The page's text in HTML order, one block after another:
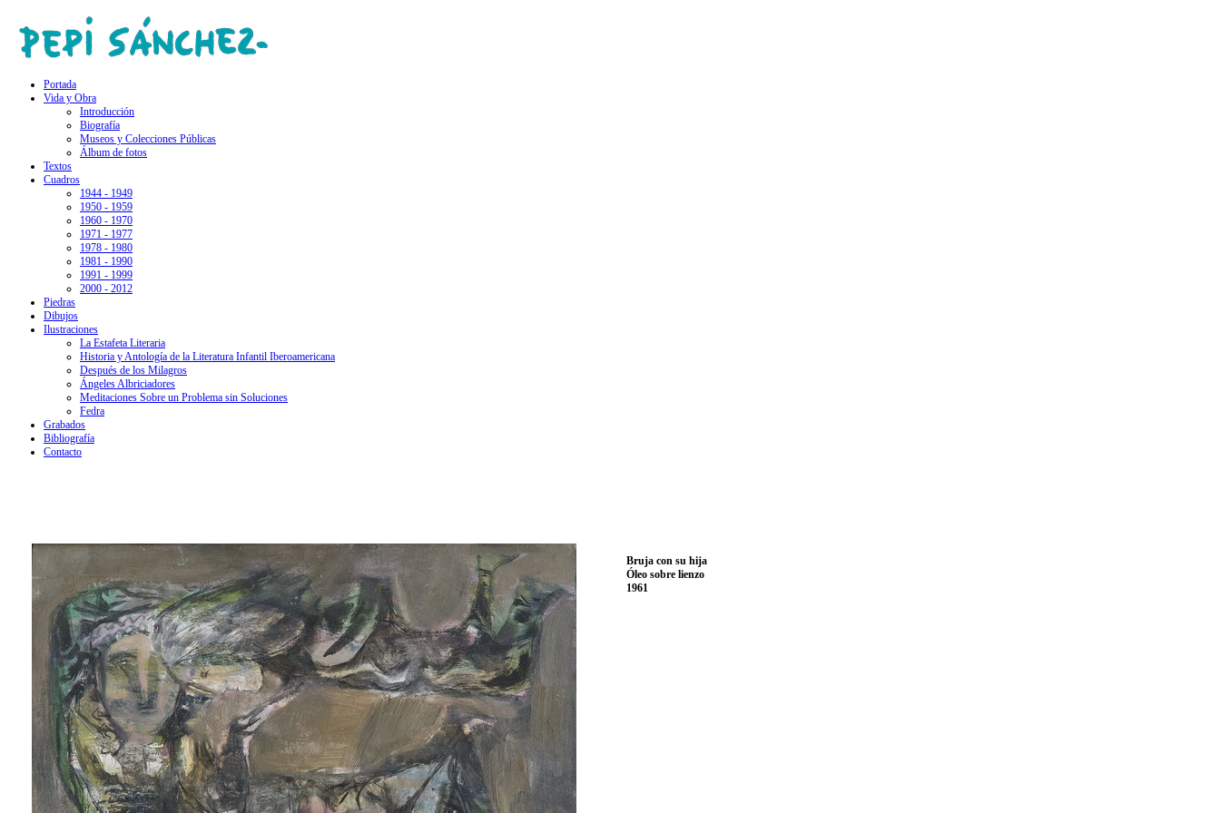
Portada
Vida y Obra
Introducción
Biografía
Museos y Colecciones Públicas
Álbum de fotos
Textos
Cuadros
1944 - 1949
1950 - 1959
1960 - 1970
1971 - 1977
1978 - 1980
1981 - 1990
1991 - 1999
2000 - 2012
Piedras
Dibujos
Ilustraciones
La Estafeta Literaria
Historia y Antología de la Literatura Infantil Iberoamericana
Después de los Milagros
Ángeles Albriciadores
Meditaciones Sobre un Problema sin Soluciones
Fedra
Grabados
Bibliografía
Contacto
Bruja con su hija
Óleo sobre lienzo
1961